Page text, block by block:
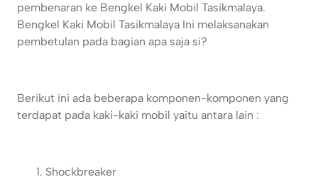
pembenaran ke Bengkel Kaki Mobil Tasikmalaya.
Bengkel Kaki Mobil Tasikmalaya Ini melaksanakan
pembetulan pada bagian apa saja si?
Berikut ini ada beberapa komponen-komponen yang
terdapat pada kaki-kaki mobil yaitu antara lain :
Shockbreaker